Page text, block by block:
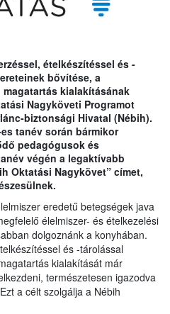
ételkészítéssel és -
bővítése, a
kialakításának
Nagyköveti Programot
biztonsági Hivatal (Nébih).
tanév során bármikor
pedagógusok és
végén a legaktívabb
Oktatási Nagykövet” címet,
eredetű betegségek java
élelmiszer- és ételkezelési
dolgoznánk a konyhában.
és -tárolással
kialakítását már
természetesen igazodva
a célt szolgálja a Nébih